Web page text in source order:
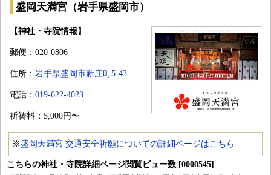
盛岡天満宮（岩手県盛岡市）
【神社・寺院情報】
郵便：020-0806
住所： 岩手県盛岡市新庄町5-43
電話： 019-622-4023
祈祷料：5,000円〜
※盛岡天満宮 交通安全祈願についての詳細ページはこちら
こちらの神社・寺院詳細ページ閲覧ビュー数 [0000545]